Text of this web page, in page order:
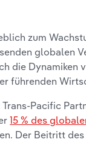
zum
globalen
die Dynamiken
führenden
Pacific
15 % des
Der Beitritt